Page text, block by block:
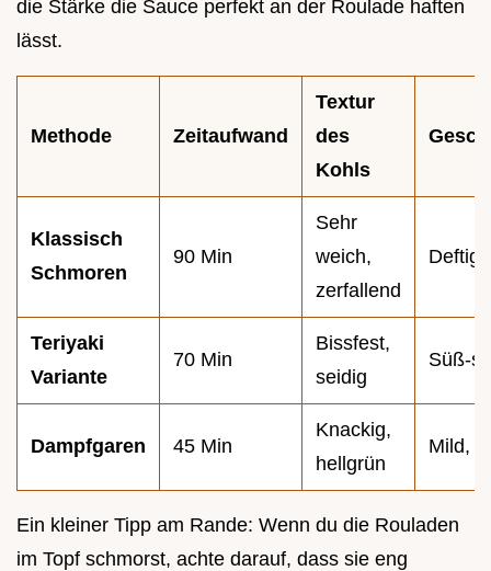
die Stärke die Sauce perfekt an der Roulade haften
lässt.
Methode Zeitaufwand
Textur
des
Kohls
Klassisch
Schmoren
90 Min
Sehr
weich,
zerfallend
Deftig,
Teriyaki
Variante
70 Min
Bissfest,
seidig
Süß-
Dampfgaren 45 Min
Knackig,
hellgrün
Mild,
Ein kleiner Tipp am Rande: Wenn du die Rouladen
im Topf schmorst, achte darauf, dass sie eng